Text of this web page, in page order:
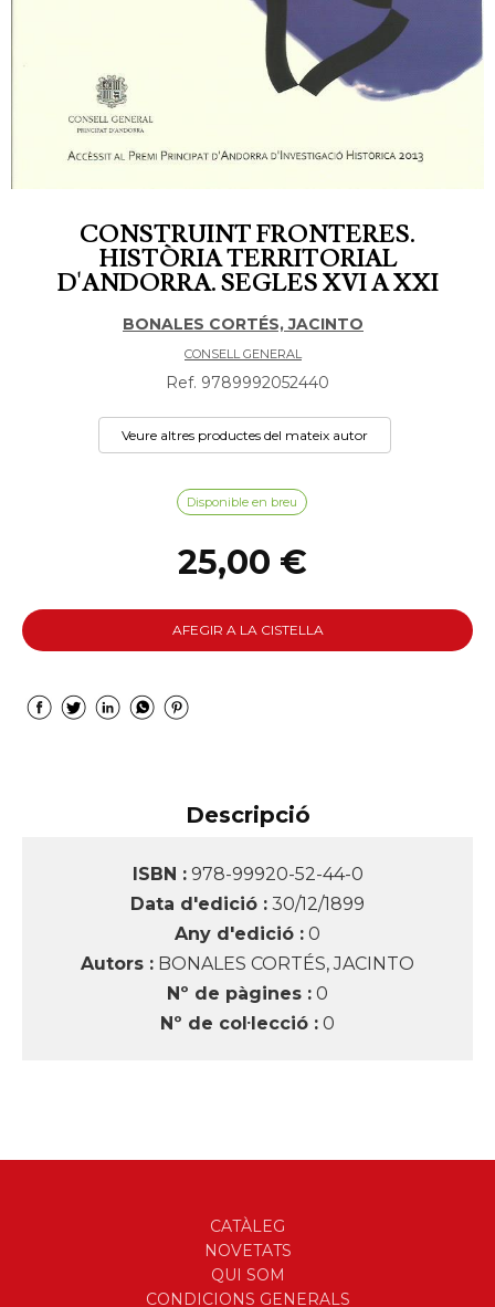
CONSTRUINT FRONTERES.
HISTÒRIA TERRITORIAL
D'ANDORRA. SEGLES XVI A XXI
BONALES CORTÉS, JACINTO
CONSELL GENERAL
Ref. 9789992052440
Veure altres productes del mateix autor
Disponible en breu
25,00 €
AFEGIR A LA CISTELLA
Descripció
ISBN : 978-99920-52-44-0
Data d'edició : 30/12/1899
Any d'edició : 0
Autors : BONALES CORTÉS, JACINTO
Nº de pàgines : 0
Nº de col·lecció : 0
CATÀLEG
NOVETATS
QUI SOM
CONDICIONS GENERALS